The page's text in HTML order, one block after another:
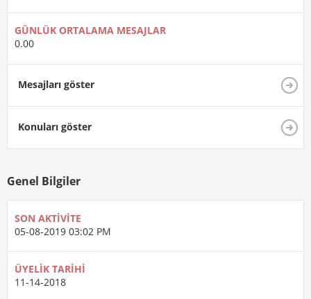
GÜNLÜK ORTALAMA MESAJLAR
0.00
Mesajları göster
Konuları göster
Genel Bilgiler
SON AKTIVITE
05-08-2019 03:02 PM
ÜYELIK TARIHI
11-14-2018